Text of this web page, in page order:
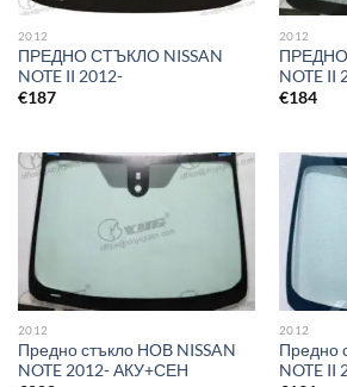
2012
ПРЕДНО СТЪКЛО NISSAN
NOTE II 2012-
€187
2012
ПРЕДНО
NOTE
€184
2012
Предно стъкло НОВ NISSAN
NOTE 2012- АКУ+СЕН
2012
Предно
NOTE II